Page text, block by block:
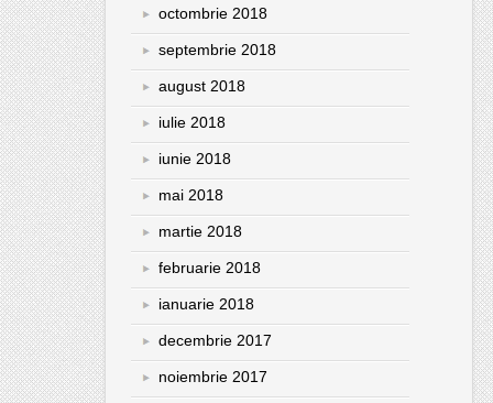
octombrie 2018
septembrie 2018
august 2018
iulie 2018
iunie 2018
mai 2018
martie 2018
februarie 2018
ianuarie 2018
decembrie 2017
noiembrie 2017